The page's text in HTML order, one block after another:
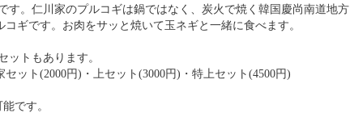
す。仁川家のプルコギは鍋ではなく、炭火で焼く韓国慶尚南道地方
ギです。お肉をサッと焼いて玉ネギと一緒に食べます。
ットもあります。
セット(2000円)・上セット(3000円)・特上セット(4500円)
です。